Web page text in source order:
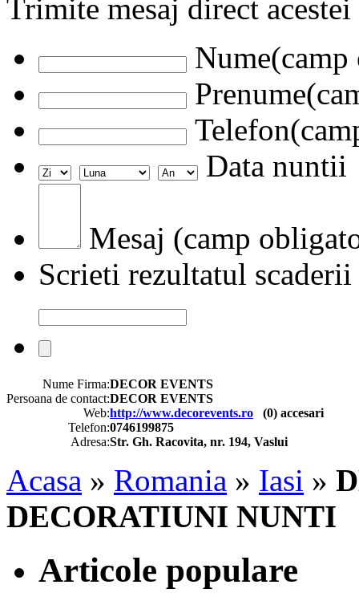
Trimite mesaj direct
Data nuntii
Mesaj (camp
Scrieti rezultatul scaderii
Nume Firma:DECOR EVENTS
Persoana de contact:DECOR EVENTS
Web:http://www.decorevents.ro (0) accesari
Telefon:0746199875
Adresa:Str. Gh. Racovita, nr. 194, Vaslui
Acasa » Romania » Iasi »
DECORATIUNI NUNTI
Articole populare